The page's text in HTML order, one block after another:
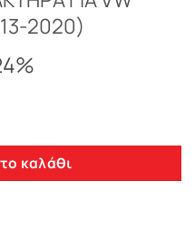
2020)
GOLF 7 GTI 7.5 & R
καλάθι